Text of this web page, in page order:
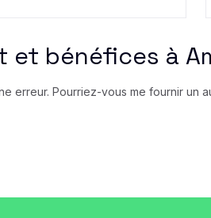
bénéfices à
Pourriez-vous me fournir un